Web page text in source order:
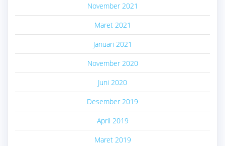
November 2021
Maret 2021
Januari 2021
November 2020
Juni 2020
Desember 2019
April 2019
Maret 2019